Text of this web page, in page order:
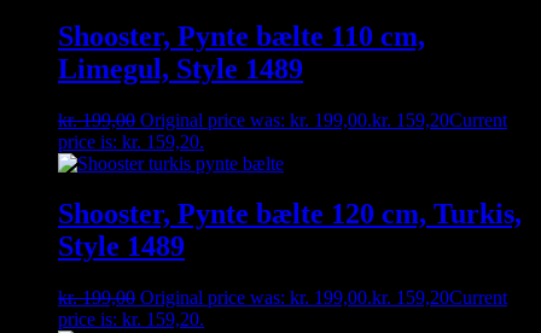
Shooster, Pynte bælte 110 cm,
Limegul, Style 1489
kr.199,00 Original price was: kr. 199,00.kr. 159,20Current
price is: kr. 159,20.
Shooster, Pynte bælte 120 cm, Turkis,
Style 1489
kr.199,00 Original price was: kr. 199,00.kr. 159,20Current
price is: kr. 159,20.